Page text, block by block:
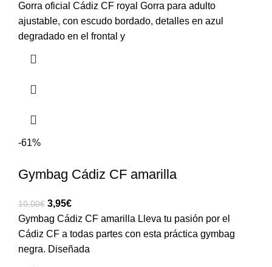
Gorra oficial Cádiz CF royal Gorra para adulto
ajustable, con escudo bordado, detalles en azul
degradado en el frontal y
-61%
Gymbag Cádiz CF amarilla
10,00€ 3,95€
Gymbag Cádiz CF amarilla Lleva tu pasión por el
Cádiz CF a todas partes con esta práctica gymbag
negra. Diseñada